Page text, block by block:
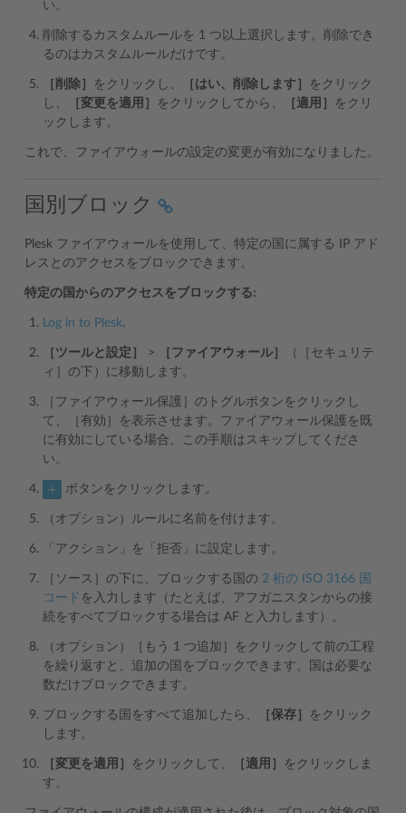
い。
削除するカスタムルールを 1 つ以上選択します。削除でき
るのはカスタムルールだけです。
［削除］ をクリックし、 ［はい、削除します］
をクリック
し、
［変更を適用］ をクリックしてから、 ［適用］
をクリ
ックします。
これで、ファイアウォールの設定の変更が有効になりました。
国別ブロック
Plesk ファイアウォールを使用して、特定の国に属する IP アド
レスとのアクセスをブロックできます。
特定の国からのアクセスをブロックする:
Log in to Plesk.
［ツールと設定］ > ［ファイアウォール］
（［セキュリテ
ィ］の下）に移動します。
［ファイアウォール保護］のトグルボタンをクリックし
て、［有効］を表示させます。ファイアウォール保護を既
に有効にしている場合、この手順はスキップしてくださ
い。
ボタンをクリックします。
（オプション）ルールに名前を付けます。
「アクション」を「拒否」に設定します。
［ソース］の下に、ブロックする国の 2 桁の ISO 3166 国
コード を入力します（たとえば、アフガニスタンからの接
続をすべてブロックする場合は AF と入力します）。
（オプション）［もう 1 つ追加］をクリックして前の工程
を繰り返すと、追加の国をブロックできます。国は必要な
数だけブロックできます。
ブロックする国をすべて追加したら、 ［保存］
をクリック
します。
［変更を適用］ をクリックして、 ［適用］
をクリックしま
す。